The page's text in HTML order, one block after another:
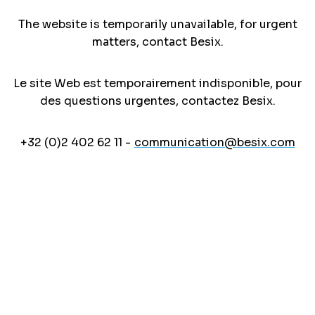
The website is temporarily unavailable, for urgent
matters, contact Besix.
Le site Web est temporairement indisponible, pour
des questions urgentes, contactez Besix.
+32 (0)2 402 62 11 - communication@besix.com